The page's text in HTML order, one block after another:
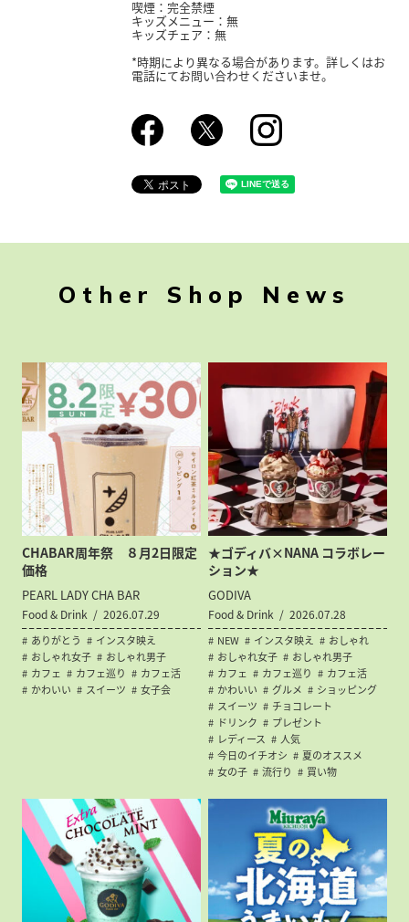
喫煙：完全禁煙
キッズメニュー：無
キッズチェア：無
*時期により異なる場合があります。詳しくはお
電話にてお問い合わせくださいませ。
Other Shop News
CHABAR周年祭 ８月2日限定
価格
PEARL LADY CHA BAR
Food & Drink 2026.07.29
ありがとう
インスタ映え
おしゃれ女子
おしゃれ男子
カフェ
カフェ巡り
カフェ活
かわいい
スイーツ 女子会
★ゴディバ×NANA コラボレー
ション★
GODIVA
Food & Drink 2026.07.28
NEW インスタ映え
おしゃれ
おしゃれ女子
おしゃれ男子
カフェ
カフェ巡り
カフェ活
かわいい
グルメ
ショッピング
スイーツ
チョコレート
ドリンク
プレゼント
レディース
人気
今日のイチオシ
夏のオススメ
女の子
流行り 買い物